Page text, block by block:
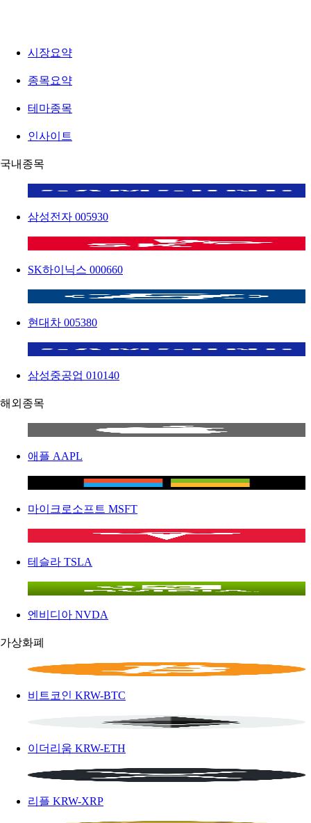
시장요약
종목요약
테마종목
인사이트
국내종목
삼성전자 005930
SK하이닉스 000660
현대차 005380
삼성중공업 010140
해외종목
애플 AAPL
마이크로소프트 MSFT
테슬라 TSLA
엔비디아 NVDA
가상화폐
비트코인 KRW-BTC
이더리움 KRW-ETH
리플 KRW-XRP